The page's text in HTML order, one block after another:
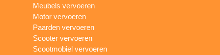
Meubels vervoeren
Motor vervoeren
Paarden vervoeren
Scooter vervoeren
Scootmobiel vervoeren